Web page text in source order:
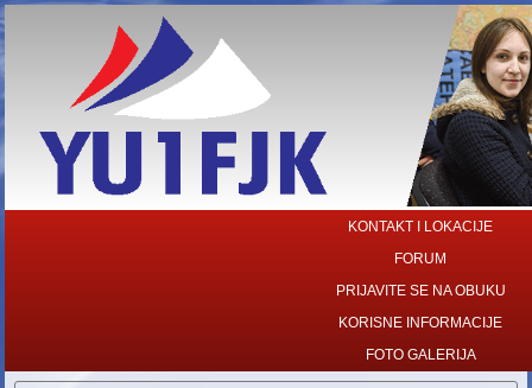
KONTAKT I LOKACIJE
FORUM
PRIJAVITE SE NA OBUKU
KORISNE INFORMACIJE
FOTO GALERIJA